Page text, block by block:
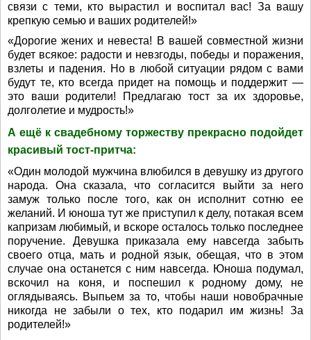
связи с теми, кто вырастил и воспитал вас! За вашу
крепкую семью и ваших родителей!»
«Дорогие жених и невеста! В вашей совместной жизни
будет всякое: радости и невзгоды, победы и поражения,
взлеты и падения. Но в любой ситуации рядом с вами
будут те, кто всегда придет на помощь и поддержит —
это ваши родители! Предлагаю тост за их здоровье,
долголетие и мудрость!»
А ещё к свадебному торжеству прекрасно подойдет
красивый тост-притча:
«Один молодой мужчина влюбился в девушку из другого
народа. Она сказала, что согласится выйти за него
замуж только после того, как он исполнит сотню ее
желаний. И юноша тут же приступил к делу, потакая всем
капризам любимый, и вскоре осталось только последнее
поручение. Девушка приказала ему навсегда забыть
своего отца, мать и родной язык, обещая, что в этом
случае она останется с ним навсегда. Юноша подумал,
вскочил на коня, и поспешил к родному дому, не
оглядываясь. Выпьем за то, чтобы наши новобрачные
никогда не забыли о тех, кто подарил им жизнь! За
родителей!»